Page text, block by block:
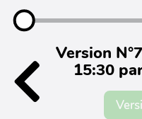
Version
15:30